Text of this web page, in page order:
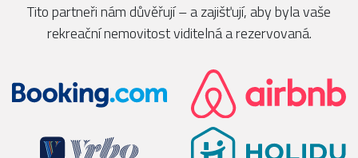
Tito partneři nám důvěřují – a zajišťují, aby byla vaše
rekreační nemovitost viditelná a rezervovaná.